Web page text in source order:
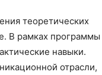
теоретических
В рамках программы
навыки.
отрасли,